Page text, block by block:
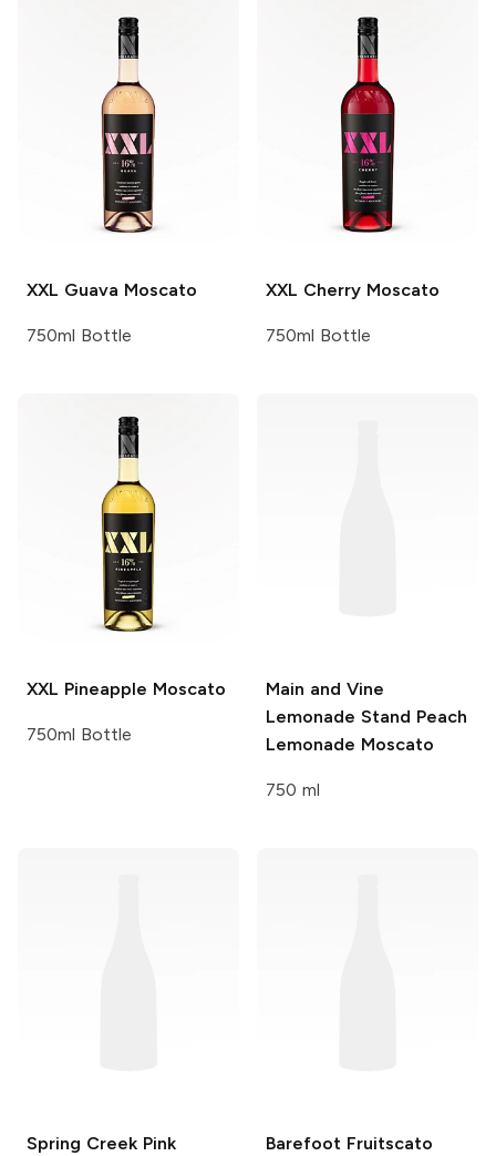
XXL Guava Moscato
750ml Bottle
XXL Cherry Moscato
750ml Bottle
XXL Pineapple Moscato
750ml Bottle
Main and Vine
Lemonade Stand Peach
Lemonade Moscato
750 ml
Spring CreekPink
Barefoot Fruitscato